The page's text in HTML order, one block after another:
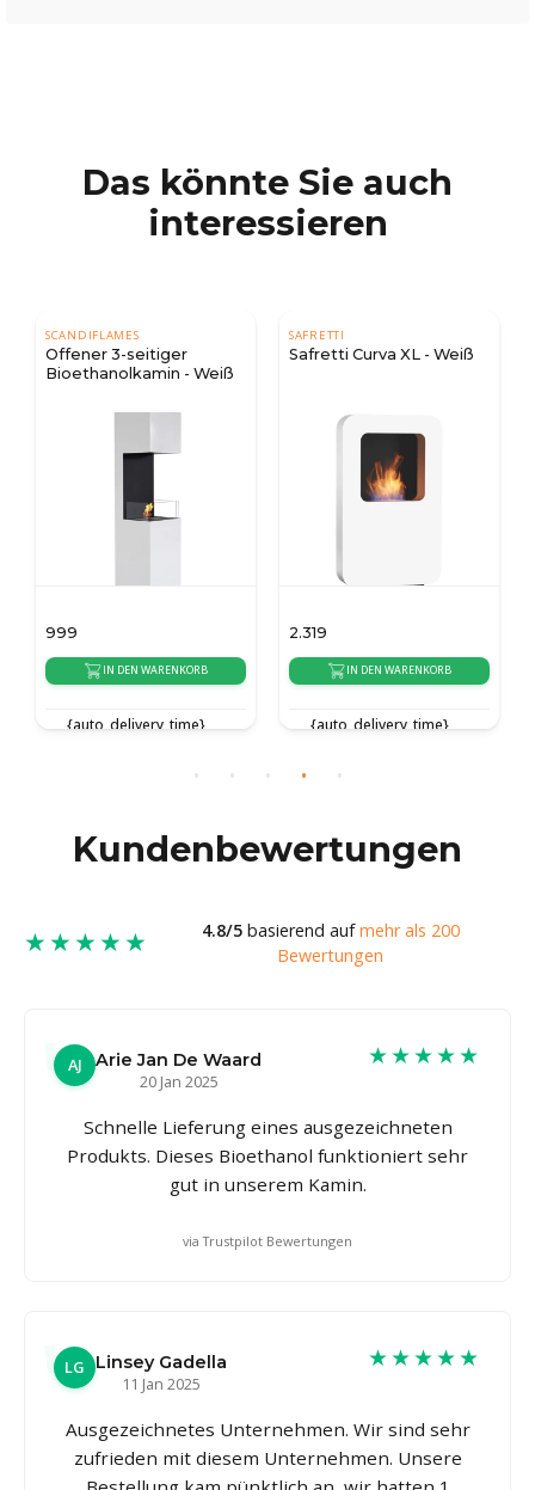
Das könnte Sie auch
interessieren
SCANDIFLAMES
Offener 3-seitiger
Bioethanolkamin - Weiß
999
IN DEN WARENKORB
{auto_delivery_time}
SAFRETTI
Safretti Curva XL - Weiß
2.319
IN DEN WARENKORB
{auto_delivery_time}
Kundenbewertungen
★★★★★ 4.8/5basierend aufmehr als 200
Bewertungen
AJ
Arie Jan De Waard
20 Jan 2025
★★★★★
Schnelle Lieferung eines ausgezeichneten
Produkts. Dieses Bioethanol funktioniert sehr
gut in unserem Kamin.
via Trustpilot Bewertungen
LG
Linsey Gadella
11 Jan 2025
★★★★★
Ausgezeichnetes Unternehmen. Wir sind sehr
zufrieden mit diesem Unternehmen. Unsere